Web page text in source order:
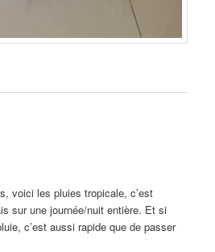
voici les pluies tropicale, c’est
sur une journée/nuit entière. Et si
c’est aussi rapide que de passer